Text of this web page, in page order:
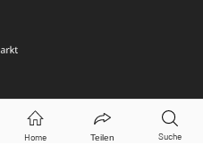
AG. Alle Rechte